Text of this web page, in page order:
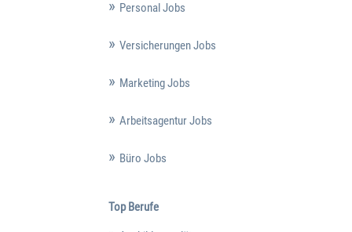
Personal Jobs
Versicherungen Jobs
Marketing Jobs
Arbeitsagentur Jobs
Büro Jobs
Top Berufe